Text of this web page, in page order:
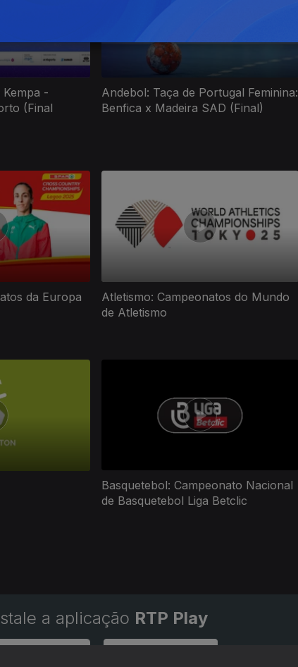
-
(Final
Andebol: Taça de Portugal Feminina:
Benfica x Madeira SAD (Final)
da Europa
Atletismo: Campeonatos do Mundo
de Atletismo
Basquetebol: Campeonato Nacional
de Basquetebol Liga Betclic
a aplicação RTP Play